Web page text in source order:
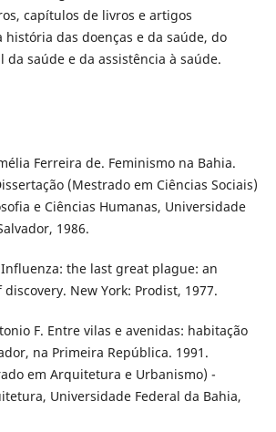
capítulos de livros e artigos
história das doenças e da saúde, do
saúde e da assistência à saúde.
Ferreira de. Feminismo na Bahia.
(Mestrado em Ciências Sociais)
e Ciências Humanas, Universidade
1986.
Influenza: the last great plague: an
New York: Prodist, 1977.
F. Entre vilas e avenidas: habitação
na Primeira República. 1991.
em Arquitetura e Urbanismo) -
Universidade Federal da Bahia,